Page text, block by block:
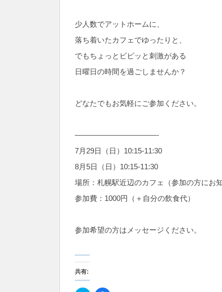
少人数でアットホームに、
落ち着いたカフェでゆったりと、
でもちょっとビビッと刺激がある
日曜日の時間を過ごしませんか？
どなたでもお気軽にご参加ください。
———————————-
7月29日（日）10:15-11:30
8月5日（日）10:15-11:30
場所：札幌駅近辺のカフェ（参加の方にお
参加費：1000円（＋自分の飲食代）
参加希望の方はメッセージください。
共有: